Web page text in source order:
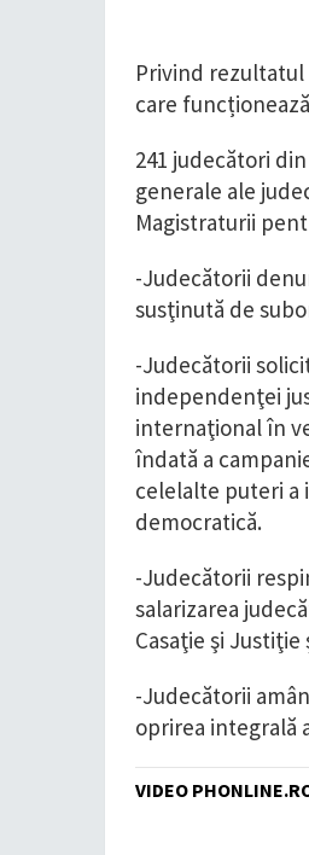
Privind
care
241 judecători
generale ale
Magistraturii
-Judecătorii
susţinută de
-Judecătorii
independenţei
internaţional în
îndată a
celelalte puteri a
democratică.
-Judecătorii
salarizarea
Casaţie şi
-Judecătorii
oprirea integrală
VIDEO